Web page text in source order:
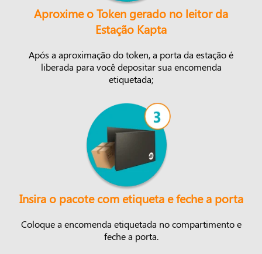
Aproxime o Token gerado no leitor da
Estação Kapta
Após a aproximação do token, a porta da estação é
liberada para você depositar sua encomenda
etiquetada;
Insira o pacote com etiqueta e feche a porta
Coloque a encomenda etiquetada no compartimento e
feche a porta.